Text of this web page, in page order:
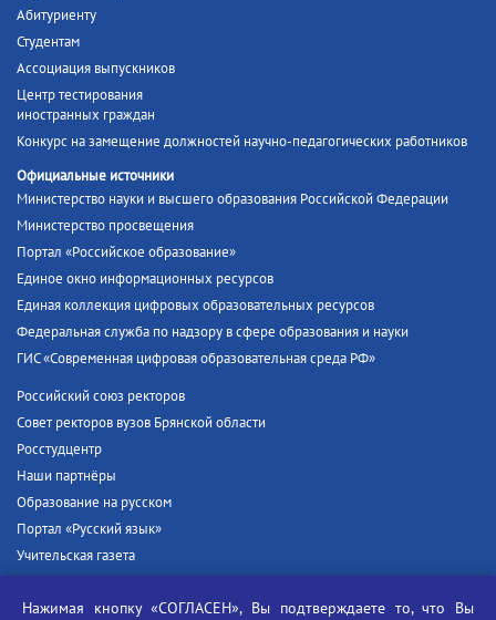
Абитуриенту
Студентам
Ассоциация выпускников
Центр тестирования
иностранных граждан
Конкурс на замещение должностей научно-педагогических работников
Официальные источники
Министерство науки и высшего образования Российской Федерации
Министерство просвещения
Портал «Российское образование»
Единое окно информационных ресурсов
Единая коллекция цифровых образовательных ресурсов
Федеральная служба по надзору в сфере образования и науки
ГИС «Современная цифровая образовательная среда РФ»
Российский союз ректоров
Совет ректоров вузов Брянской области
Росстудцентр
Наши партнёры
Образование на русском
Портал «Русский язык»
Учительская газета
Единый портал государственных услуг
Нажимая кнопку «СОГЛАСЕН», Вы подтверждаете то, что Вы